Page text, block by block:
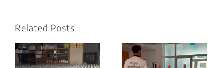
Related Posts